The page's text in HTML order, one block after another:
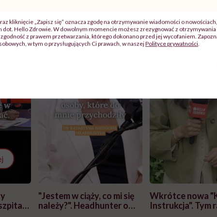
"Jestem w ciąży, co mi się
należy?". Headhunter o
Wkrótce nowa
Instrukcja". Tym
kliknięcie „Zapisz się” oznacza zgodę na otrzymywanie wiadomości o
dot. Hello Zdrowie. W dowolnym momencie możesz zrezygnować z
zgodność z prawem przetwarzania, którego dokonano przed jej wycofaniem.
w tym o przysługujących Ci prawach, w naszejPolityce prywatności.